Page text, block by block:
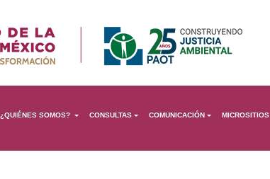
¿QUIÉNES SOMOS? CONSULTAS COMUNICACIÓN MICROSITIOS